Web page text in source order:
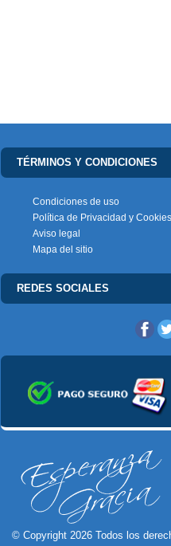
TÉRMINOS Y CONDICIONES
Condiciones de uso
Política de Privacidad y Cookies
Aviso legal
Mapa del sitio
REDES SOCIALES
© Copyright 2026 Todos los